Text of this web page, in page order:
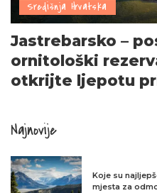
Središnja Hrvatska
Jastrebarsko –
ornitološki
otkrijte ljepotu
Najnovije
Koje su
mjesta za